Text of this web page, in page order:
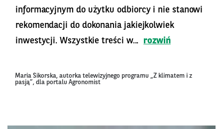
informacyjnym do użytku odbiorcy i nie stanowi
rekomendacji do dokonania jakiejkolwiek
inwestycji. Wszystkie treści w...
rozwiń
Maria Sikorska, autorka telewizyjnego programu „Z klimatem i z
pasją”, dla portalu Agronomist